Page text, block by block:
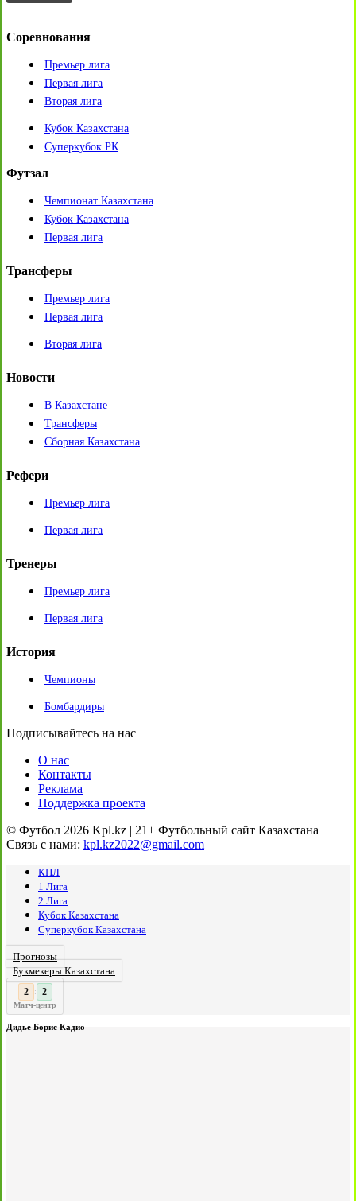
Соревнования
Премьер лига
Первая лига
Вторая лига
Кубок Казахстана
Суперкубок РК
Футзал
Чемпионат Казахстана
Кубок Казахстана
Первая лига
Трансферы
Премьер лига
Первая лига
Вторая лига
Новости
В Казахстане
Трансферы
Сборная Казахстана
Рефери
Премьер лига
Первая лига
Тренеры
Премьер лига
Первая лига
История
Чемпионы
Бомбардиры
Подписывайтесь на нас
О нас
Контакты
Реклама
Поддержка проекта
© Футбол 2026 Kpl.kz | 21+ Футбольный сайт Казахстана |
Связь с нами: kpl.kz2022@gmail.com
КПЛ
1 Лига
2 Лига
Кубок Казахстана
Суперкубок Казахстана
Прогнозы
Букмекеры Казахстана
3 : 2
Матч-центр
Дидье Борис Кадио